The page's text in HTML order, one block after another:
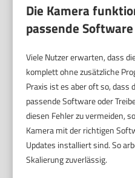
Die Kamera
passende Software
Viele Nutzer erwarten, dass
komplett ohne zusätzliche
Praxis ist es aber oft so, dass
passende Software oder
diesen Fehler zu vermeiden,
Kamera mit der richtigen
Updates installiert sind. So
Skalierung zuverlässig.